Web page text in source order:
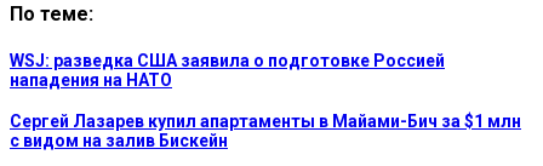
По теме:
WSJ: разведка США заявила о подготовке Россией
нападения на НАТО
Сергей Лазарев купил апартаменты в Майами-Бич за $1 млн
с видом на залив Бискейн